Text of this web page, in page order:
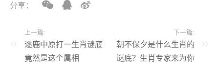
分享：
上一篇:
逐鹿中原打一生肖谜底
竟然是这个属相
下一篇:
朝不保夕是什么生肖的
谜底？生肖专家来为你